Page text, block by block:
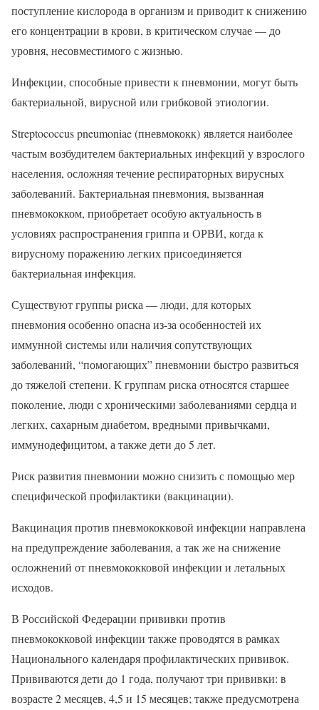
поступление кислорода в организм и приводит к снижению
его концентрации в крови, в критическом случае — до
уровня, несовместимого с жизнью.
Инфекции, способные привести к пневмонии, могут быть
бактериальной, вирусной или грибковой этиологии.
Streptococcus pneumoniae (пневмококк) является наиболее
частым возбудителем бактериальных инфекций у взрослого
населения, осложняя течение респираторных вирусных
заболеваний. Бактериальная пневмония, вызванная
пневмококком, приобретает особую актуальность в
условиях распространения гриппа и ОРВИ, когда к
вирусному поражению легких присоединяется
бактериальная инфекция.
Существуют группы риска — люди, для которых
пневмония особенно опасна из-за особенностей их
иммунной системы или наличия сопутствующих
заболеваний, “помогающих” пневмонии быстро развиться
до тяжелой степени. К группам риска относятся старшее
поколение, люди с хроническими заболеваниями сердца и
легких, сахарным диабетом, вредными привычками,
иммунодефицитом, а также дети до 5 лет.
Риск развития пневмонии можно снизить с помощью мер
специфической профилактики (вакцинации).
Вакцинация против пневмококковой инфекции направлена
на предупреждение заболевания, а так же на снижение
осложнений от пневмококковой инфекции и летальных
исходов.
В Российской Федерации прививки против
пневмококковой инфекции также проводятся в рамках
Национального календаря профилактических прививок.
Прививаются дети до 1 года, получают три прививки: в
возрасте 2 месяцев, 4,5 и 15 месяцев; также предусмотрена